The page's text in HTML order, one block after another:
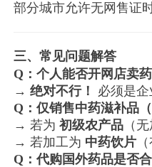
部分城市允许无网售证
三、常见问题解答
Q：个人能否开网店卖药
→ 绝对不行！
必须是
Q：仅销售中药滋补品
→ 若为 初级农产品 （
→ 若加工为 中药饮片
Q：代购国外药品是否